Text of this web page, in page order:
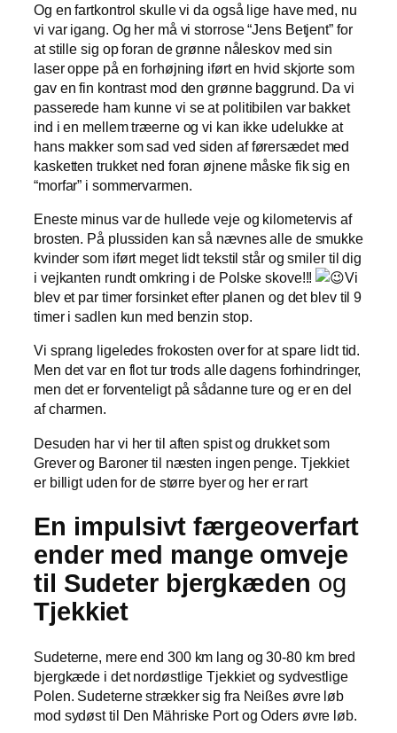
Og en fartkontrol skulle vi da også lige have med, nu
vi var igang. Og her må vi storrose “Jens Betjent” for
at stille sig op foran de grønne nåleskov med sin
laser oppe på en forhøjning iført en hvid skjorte som
gav en fin kontrast mod den grønne baggrund. Da vi
passerede ham kunne vi se at politibilen var bakket
ind i en mellem træerne og vi kan ikke udelukke at
hans makker som sad ved siden af førersædet med
kasketten trukket ned foran øjnene måske fik sig en
“morfar” i sommervarmen.
Eneste minus var de hullede veje og kilometervis af
brosten. På plussiden kan så nævnes alle de smukke
kvinder som iført meget lidt tekstil står og smiler til dig
i vejkanten rundt omkring i de Polske skove!!!
Vi
blev et par timer forsinket efter planen og det blev til 9
timer i sadlen kun med benzin stop.
Vi sprang ligeledes frokosten over for at spare lidt tid.
Men det var en flot tur trods alle dagens forhindringer,
men det er forventeligt på sådanne ture og er en del
af charmen.
Desuden har vi her til aften spist og drukket som
Grever og Baroner til næsten ingen penge. Tjekkiet
er billigt uden for de større byer og her er rart
En impulsivt færgeoverfart
ender med mange omveje
til Sudeter bjergkæden og
Tjekkiet
Sudeterne, mere end 300 km lang og 30-80 km bred
bjergkæde i det nordøstlige Tjekkiet og sydvestlige
Polen. Sudeterne strækker sig fra Neißes øvre løb
mod sydøst til Den Mähriske Port og Oders øvre løb.